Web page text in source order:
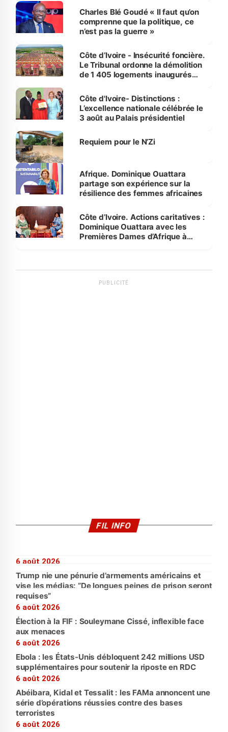
Charles Blé Goudé « Il faut qu’on
comprenne que la politique, ce
n’est pas la guerre »
Côte d’Ivoire - Insécurité foncière.
Le Tribunal ordonne la démolition
de 1 405 logements inaugurés
Bassam
Côte d'Ivoire- Distinctions :
L’excellence nationale célébrée le
3 août au Palais présidentiel
Requiem pour le N’Zi
Afrique. Dominique Ouattara
partage son expérience sur la
résilience des femmes africaines
Côte d’Ivoire. Actions caritatives :
Dominique Ouattara avec les
Premières Dames d’Afrique à
PUBLICITÉ
FIL INFO
6 août 2026
Trump nie une pénurie d’armements américains et
vise les médias: “De longues peines de prison seront
requises”
6 août 2026
Élection à la FIF : Souleymane Cissé, inflexible face
aux menaces
6 août 2026
Ebola : les États-Unis débloquent 242 millions USD
supplémentaires pour soutenir la riposte en RDC
6 août 2026
Abéibara, Kidal et Tessalit : les FAMa annoncent une
série d’opérations réussies contre des bases
terroristes
6 août 2026